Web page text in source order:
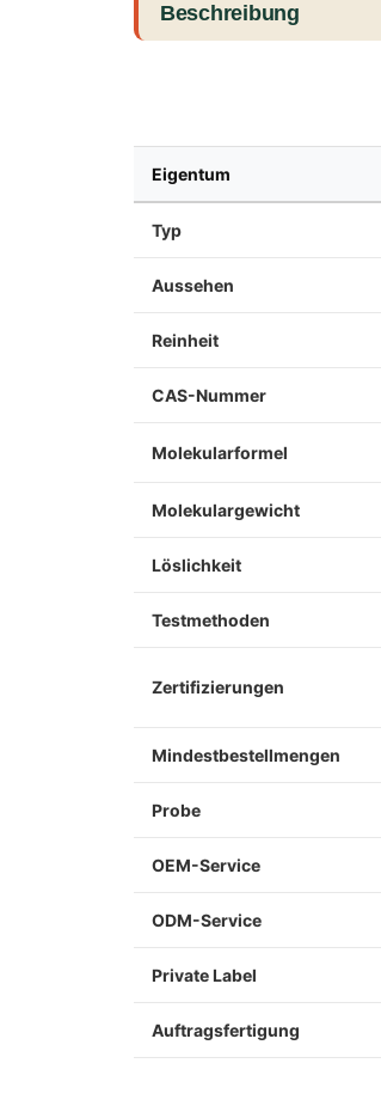
Beschreibung
Eigentum
Typ
Aussehen
Reinheit
CAS-Nummer
Molekularformel
Molekulargewicht
Löslichkeit
Testmethoden
Zertifizierungen
Mindestbestellmengen
Probe
OEM-Service
ODM-Service
Private Label
Auftragsfertigung